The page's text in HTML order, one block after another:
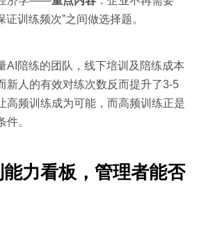
证训练频次”之间做选择题。
AI陪练的团队，线下培训及陪练成本
新人的有效对练次数反而提升了3-5
高频训练成为可能，而高频训练正是
。
力看板，管理者能否